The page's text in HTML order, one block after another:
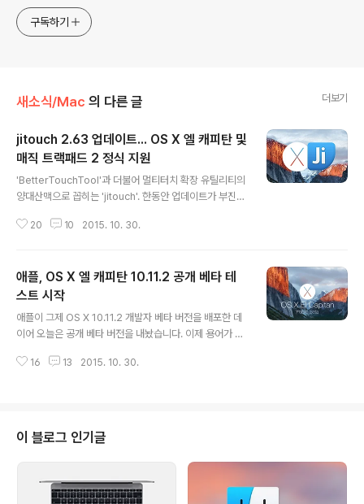
구독하기
새소식/Mac 의 다른 글 더보기
jitouch 2.63 업데이트... OS X 엘 캐피탄 및
매직 트랙패드 2 정식 지원
'BetterTouchTool'과 더불어 멀티터치 확장 유틸리티의
양대산맥으로 꼽히는 'jitouch'. 한동안 업데이트가 부진해
엘 캐피탄에 대응하는 2.63 버전이 배포되기 시작했습니
기능으로 새 버전이 감지되지 않는 문제가 더러 나타날 때
가 있는데, 이때는 공식 웹사이트에서 새 버전을 직접 내려
받아 설치해야 합니다. 실행 파일만 덮어씌우는 것이어서
기존에 설정한 제스처는 그대로 유지됩니다. 릴리스 노트
'매직 트랙패드 2'를 정식으로 지원합니다. 또한 엘 ..
20 10 2015. 10. 30.
애플, OS X 엘 캐피탄 10.11.2 공개 베타 테
스트 시작
애플이 그제 OS X 10.11.2 개발자 베타 버전을 배포한 데
이어 오늘은 공개 베타 버전을 내놨습니다. 이제 용어가 익
로 배포되는 버전이며, 오늘 나온 '공개 베타'는 일반 사용
시작으로 개발자와 공개 베타 테스트가 동시에 진행되고
있습니다. OS X 10.11.2 베타 버전은 지난 22일에 출시된
OS X 10.11.1 정식판에서 발견된 여러 버그를 개선하기 위
해 나온 버전입니다. 중점 테스트 영역은 △ 그래픽 △ 메
일 △ 와이파이 △ 캘린더 △ USB △ 메모 △ 사진 △
16 13 2015. 10. 30.
이 블로그 인기글